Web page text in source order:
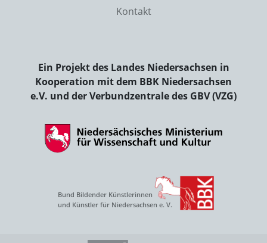
Kontakt
Ein Projekt des Landes Niedersachsen in
Kooperation mit dem BBK Niedersachsen
e.V. und der Verbundzentrale des GBV (VZG)
Bund Bildender Künstlerinnen
und Künstler für Niedersachsen e. V.